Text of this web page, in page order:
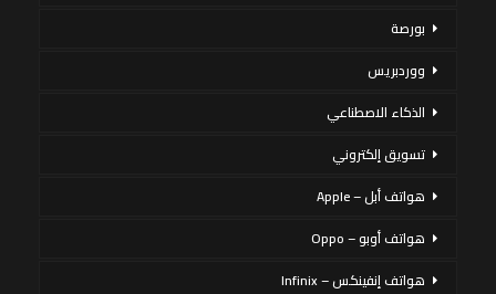
بورصة
ووردبريس
الذكاء الاصطناعي
تسويق إلكتروني
هواتف أبل – Apple
هواتف أوبو – Oppo
هواتف إنفينكس – Infinix